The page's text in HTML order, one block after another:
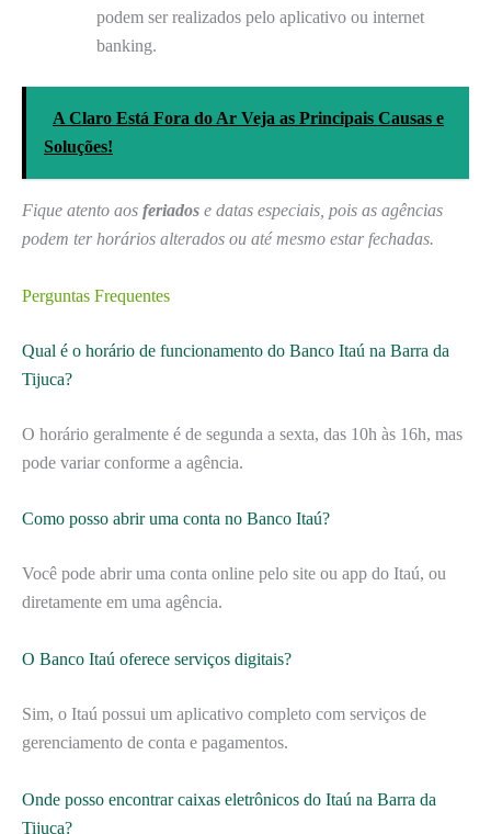
podem ser realizados pelo aplicativo ou internet
banking.
A Claro Está Fora do Ar Veja as Principais Causas e
Soluções!
Fique atento aos feriados e datas especiais, pois as agências
podem ter horários alterados ou até mesmo estar fechadas.
Perguntas Frequentes
Qual é o horário de funcionamento do Banco Itaú na Barra da
Tijuca?
O horário geralmente é de segunda a sexta, das 10h às 16h, mas
pode variar conforme a agência.
Como posso abrir uma conta no Banco Itaú?
Você pode abrir uma conta online pelo site ou app do Itaú, ou
diretamente em uma agência.
O Banco Itaú oferece serviços digitais?
Sim, o Itaú possui um aplicativo completo com serviços de
gerenciamento de conta e pagamentos.
Onde posso encontrar caixas eletrônicos do Itaú na Barra da
Tijuca?